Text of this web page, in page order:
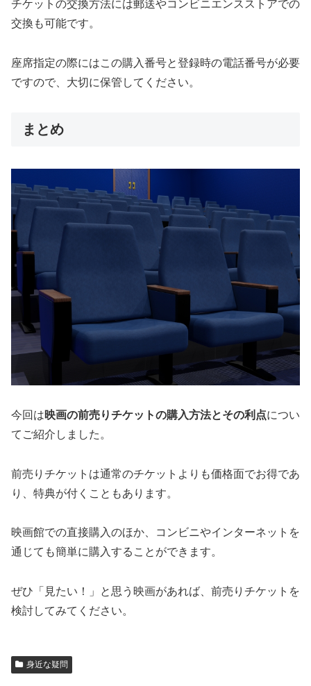
チケットの交換方法には郵送やコンビニエンスストアでの
交換も可能です。
座席指定の際にはこの購入番号と登録時の電話番号が必要
ですので、大切に保管してください。
まとめ
今回は映画の前売りチケットの購入方法とその利点につい
てご紹介しました。
前売りチケットは通常のチケットよりも価格面でお得であ
り、特典が付くこともあります。
映画館での直接購入のほか、コンビニやインターネットを
通じても簡単に購入することができます。
ぜひ「見たい！」と思う映画があれば、前売りチケットを
検討してみてください。
身近な疑問